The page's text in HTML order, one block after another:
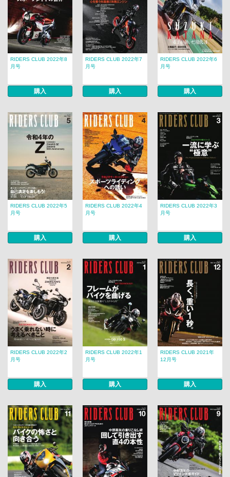
RIDERS CLUB 2022年8
月号
購入
RIDERS CLUB 2022年7
月号
購入
RIDERS CLUB 2022年6
月号
購入
RIDERS CLUB 2022年5
月号
購入
RIDERS CLUB 2022年4
月号
購入
RIDERS CLUB 2022年3
月号
購入
RIDERS CLUB 2022年2
月号
購入
RIDERS CLUB 2022年1
月号
購入
RIDERS CLUB 2021年
12月号
購入